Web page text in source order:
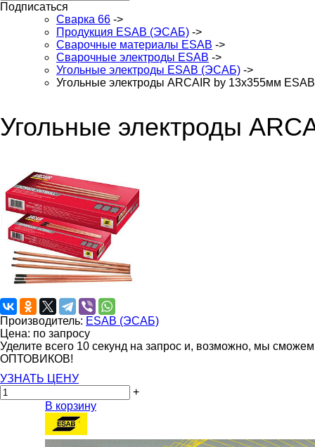
Подписаться
Сварка 66 ->
Продукция ESAB (ЭСАБ) ->
Сварочные материалы ESAB ->
Сварочные электроды ESAB ->
Угольные электроды ESAB (ЭСАБ) ->
Угольные электроды ARCAIR by 13х355мм
Угольные электроды
Производитель: ESAB (ЭСАБ)
Цена: по запросу
Уделите всего 10 секунд на запрос и, возможно, мы
ОПТОВИКОВ!
УЗНАТЬ ЦЕНУ
+
В корзину